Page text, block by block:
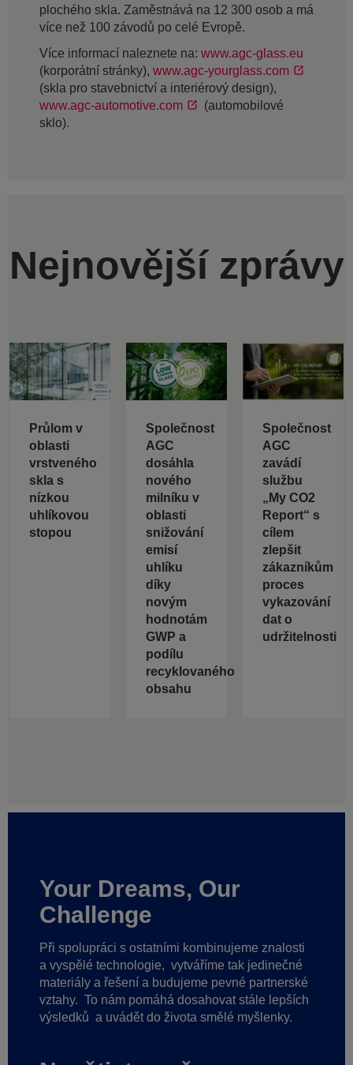
plochého skla. Zaměstnává na 12 300 osob a má
více než 100 závodů po celé Evropě.
Více informací naleznete na: www.agc-glass.eu
(korporátní stránky), www.agc-yourglass.com
(skla pro stavebnictví a interiérový design),
www.agc-automotive.com
(automobilové
sklo).
Nejnovější zprávy
Průlom v
oblasti
vrstveného
skla s
nízkou
uhlíkovou
stopou
Společnost
AGC
dosáhla
nového
milníku v
oblasti
snižování
emisí
uhlíku
díky
novým
hodnotám
GWP a
podílu
recyklovaného
obsahu
Společnost
AGC
zavádí
službu
„My CO2
Report“ s
cílem
zlepšit
zákazníkům
proces
vykazování
dat o
udržitelnosti
Your Dreams, Our
Challenge
Při spolupráci s ostatními kombinujeme znalosti
a vyspělé technologie, vytváříme tak jedinečné
materiály a řešení a budujeme pevné partnerské
vztahy. To nám pomáhá dosahovat stále lepších
výsledků a uvádět do života smělé myšlenky.